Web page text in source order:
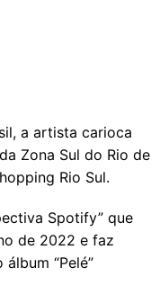
a artista carioca
Zona Sul do Rio de
Rio Sul.
Spotify” que
de 2022 e faz
álbum “Pelé”